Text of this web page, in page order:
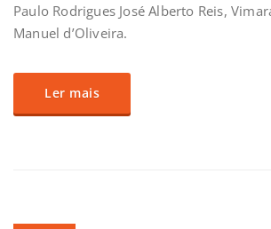
Paulo Rodrigues José Alberto Reis,
Manuel d’Oliveira.
Ler mais